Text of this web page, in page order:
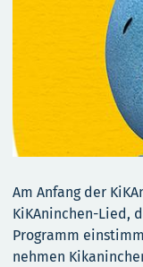
Am Anfang der
KiKAninchen-Lied,
Programm
nehmen